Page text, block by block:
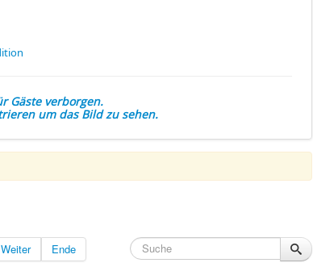
Gäste verborgen.
um das Bild zu sehen.
Weiter Ende